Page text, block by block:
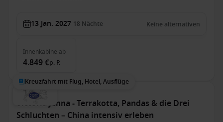
13 Jan. 2027 18 Nächte Keine alternativen
Innenkabine ab
4.849 €p. P.
Kreuzfahrt mit Flug, Hotel, Ausflüge
Victoria Jenna - Terrakotta, Pandas & die Drei
Schluchten – China intensiv erleben